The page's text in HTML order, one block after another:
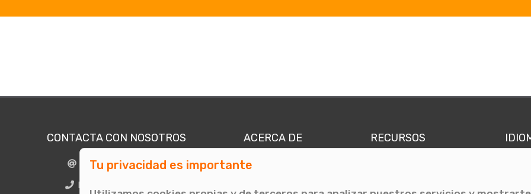
CONTACTA CON NOSOTROS
info@comunicae.com
BCN + 34 931 702 774
ACERCA DE
Quiénes somos
RECURSOS
Tu privacidad es importante